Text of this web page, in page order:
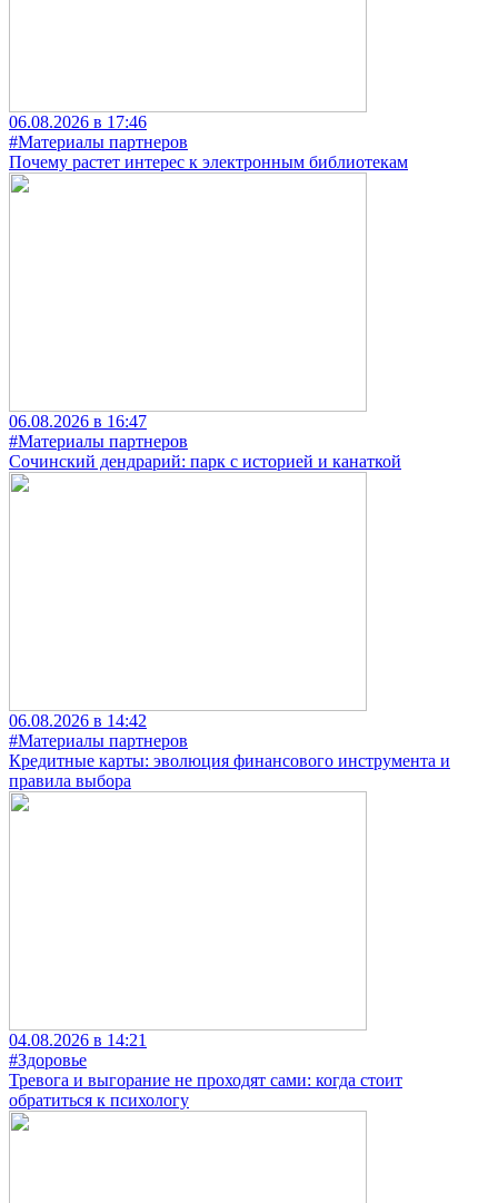
06.08.2026 в 17:46
#Материалы партнеров
Почему растет интерес к электронным библиотекам
06.08.2026 в 16:47
#Материалы партнеров
Сочинский дендрарий: парк с историей и канаткой
06.08.2026 в 14:42
#Материалы партнеров
Кредитные карты: эволюция финансового инструмента и
правила выбора
04.08.2026 в 14:21
#Здоровье
Тревога и выгорание не проходят сами: когда стоит
обратиться к психологу